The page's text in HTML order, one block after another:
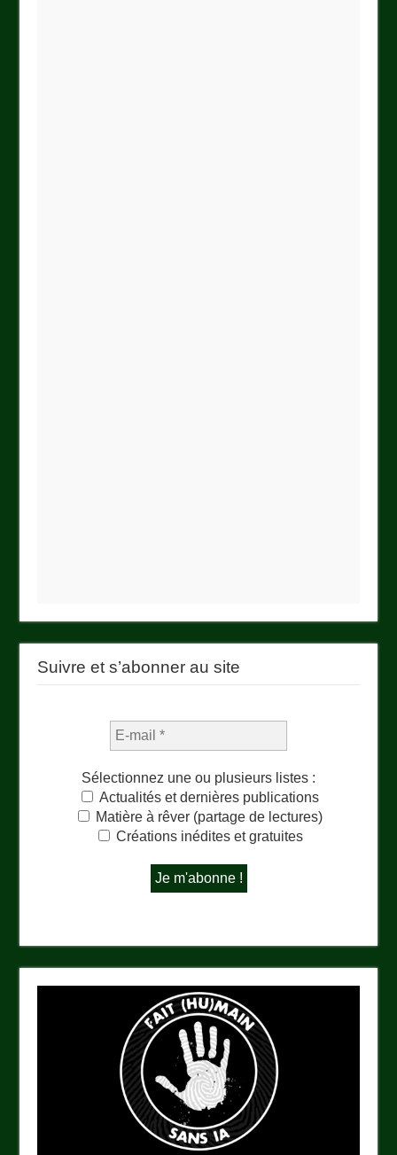
Suivre et s’abonner au site
Sélectionnez une ou plusieurs listes :
Actualités et dernières publications
Matière à rêver (partage de lectures)
Créations inédites et gratuites